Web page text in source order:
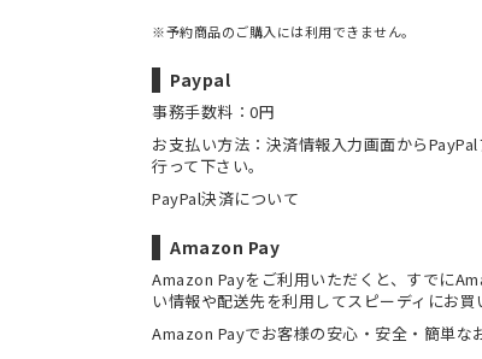
※予約商品のご購入には利用できません。
Paypal
事務手数料：0円
お支払い方法：決済情報入力画面から
行って下さい。
PayPal決済について
Amazon Pay
Amazon Payをご利用いただくと、すでに
い情報や配送先を利用してスピーディにお買
Amazon Payでお客様の安心・安全・簡単な